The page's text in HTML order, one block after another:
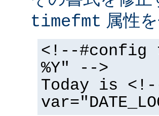
timefmt 属性
<!--#config
%Y" -->
Today is